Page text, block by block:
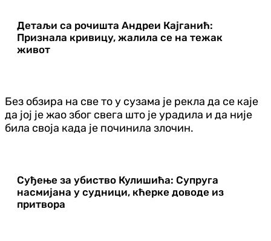
Детаљи са рочишта Андреи Кајганић:
Признала кривицу, жалила се на тежак
живот
Без обзира на све то у сузама је рекла да се каје
да јој је жао због свега што је урадила и да није
била своја када је починила злочин.
Суђење за убиство Кулишића: Супруга
насмијана у судници, кћерке доводе из
притвора